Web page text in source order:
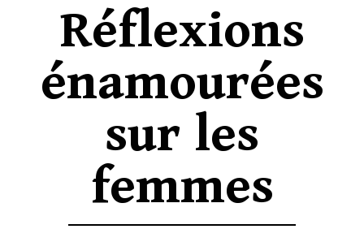
Réflexions
énamourées
sur les
femmes